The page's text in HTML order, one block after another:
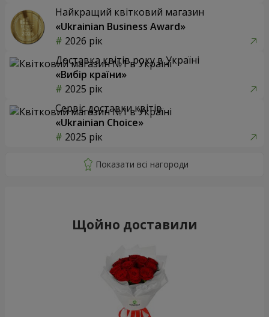
Найкращий квітковий магазин
«Ukrainian Business Award»
2026 рік
Доставка квітів року в Україні
«Вибір країни»
2025 рік
Сервіс доставки квітів
«Ukrainian Choice»
2025 рік
Щойно доставили